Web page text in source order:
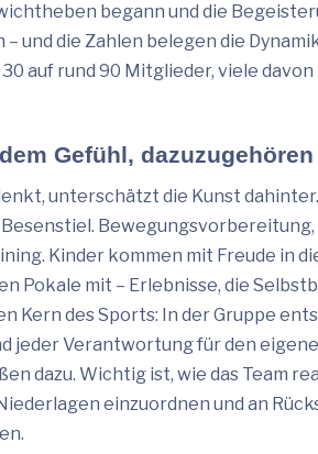
begann und die
und die Zahlen belegen die
auf rund 90 Mitglieder, viele davon
Gefühl, dazuzugehören
unterschätzt die Kunst
Kinder kommen mit Freude in
Pokale mit – Erlebnisse, die
Kern des Sports: In der Gruppe
jeder Verantwortung für den
dazu. Wichtig ist, wie das Team
einzuordnen und an